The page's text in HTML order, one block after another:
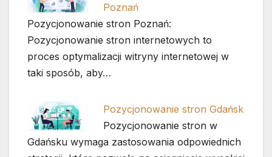
Poznań
Pozycjonowanie stron Poznań:
Pozycjonowanie stron internetowych to
proces optymalizacji witryny internetowej w
taki sposób, aby…
Pozycjonowanie stron Gdańsk
Pozycjonowanie stron w
Gdańsku wymaga zastosowania odpowiednich